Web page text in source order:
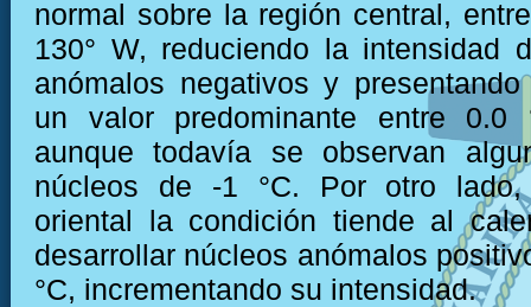
normal sobre la región central,
130° W, reduciendo la intensidad
anómalos negativos y
un valor predominante entre
aunque todavía se observan
núcleos de -1 °C. Por otro
oriental la condición tiende al
desarrollar núcleos anómalos
°C, incrementando su intensidad.